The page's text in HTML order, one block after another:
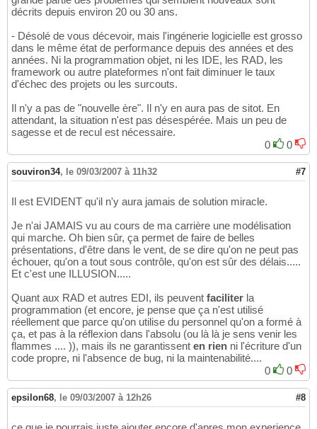
décrits depuis environ 20 ou 30 ans.
- Désolé de vous décevoir, mais l'ingénerie logicielle est grosso
dans le même état de performance depuis des années et des
années. Ni la programmation objet, ni les IDE, les RAD, les
framework ou autre plateformes n'ont fait diminuer le taux
d'échec des projets ou les surcouts.
Il n'y a pas de "nouvelle ère". Il n'y en aura pas de sitot. En
attendant, la situation n'est pas désespérée. Mais un peu de
sagesse et de recul est nécessaire.
0
0
souviron34, le 09/03/2007 à 11h32 #7
Il est EVIDENT qu'il n'y aura jamais de solution miracle.
Je n'ai JAMAIS vu au cours de ma carrière une modélisation
qui marche. Oh bien sûr, ça permet de faire de belles
présentations, d'être dans le vent, de se dire qu'on ne peut pas
échouer, qu'on a tout sous contrôle, qu'on est sûr des délais.....
Et c'est une ILLUSION.....
Quant aux RAD et autres EDI, ils peuvent faciliter la
programmation (et encore, je pense que ça n'est utilisé
réellement que parce qu'on utilise du personnel qu'on a formé à
ça, et pas à la réflexion dans l'absolu (ou là là je sens venir les
flammes .... )), mais ils ne garantissent en rien ni l'écriture d'un
code propre, ni l'absence de bug, ni la maintenabilité....
0
0
epsilon68, le 09/03/2007 à 12h26 #8